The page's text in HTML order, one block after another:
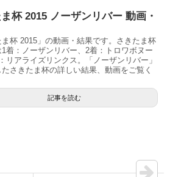
杯 2015 ノーザンリバー 動画・
ま杯 2015」の動画・結果です。さきたま杯
着：ノーザンリバー、2着：トロワボヌー
リアライズリンクス。「ノーザンリバー」
さきたま杯の詳しい結果、動画をご覧く
記事を読む